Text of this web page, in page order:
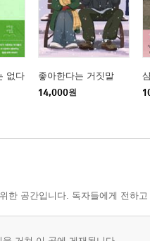
없다 좋아한다는 거짓말
14,000원
한 공간입니다. 독자들에게 전하